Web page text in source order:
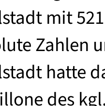
mit
Zahlen
hatte
des